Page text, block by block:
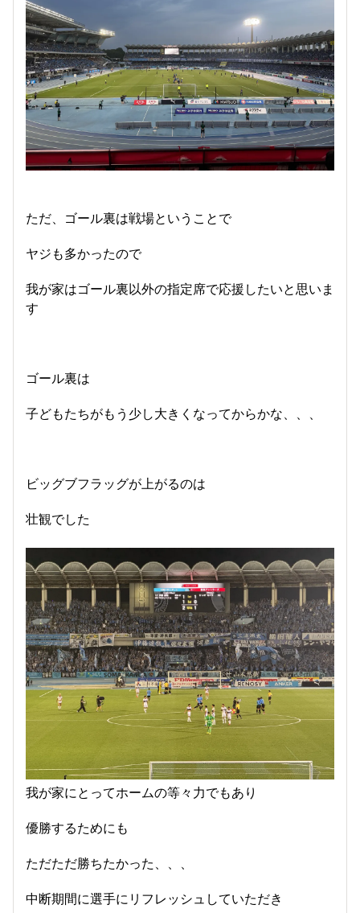
ただ、ゴール裏は戦場ということで
ヤジも多かったので
我が家はゴール裏以外の指定席で応援したいと思いま
す
ゴール裏は
子どもたちがもう少し大きくなってからかな、、、
ビッグブフラッグが上がるのは
壮観でした
我が家にとってホームの等々力でもあり
優勝するためにも
ただただ勝ちたかった、、、
中断期間に選手にリフレッシュしていただき